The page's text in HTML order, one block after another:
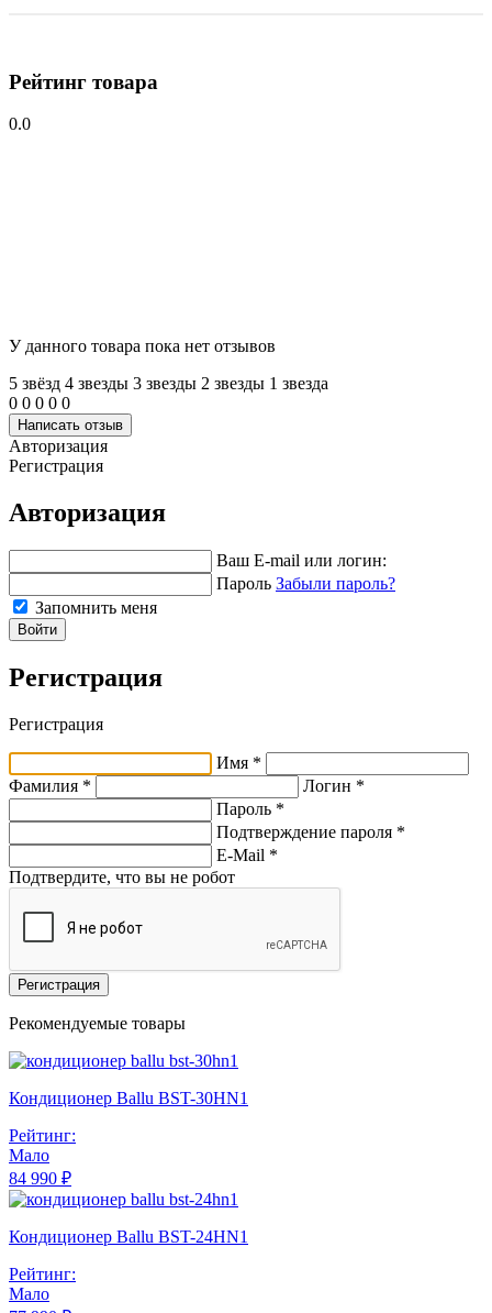
Рейтинг товара
0.0
У данного товара пока нет отзывов
5 звёзд 4 звeзды 3 звeзды 2 звeзды 1 звeзда
0 0 0 0 0
Написать отзыв
Авторизация
Регистрация
Авторизация
Ваш E-mail или логин:
Пароль Забыли пароль?
Запомнить меня
Войти
Регистрация
Регистрация
Имя *
Фамилия *
Логин *
Пароль *
Подтверждение пароля *
E-Mail *
Подтвердите, что вы не робот
Регистрация
Рекомендуемые товары
Кондиционер Ballu BST-30HN1
Рейтинг:
Мало
84 990 ₽
Кондиционер Ballu BST-24HN1
Рейтинг:
Мало